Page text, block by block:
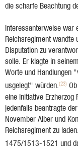
die scharfe Beachtung
Interessanterweise war
Reichsregiment wandte
Disputation zu
solle. Er klagte in
Worte und Handlungen
usgelegt" würden.(23)
eine Initiative
jedenfalls beantragte
November Alber und
Reichsregiment zu
1475/1513-1521 und